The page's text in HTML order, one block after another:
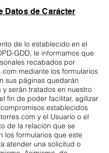
Datos de Carácter
de lo establecido en el
GDD, le informamos que
recabados por
mediante los formularios
sus páginas quedarán
y serán tratados en nuestro
fin de poder facilitar, agilizar
establecidos
y el Usuario o el
de la relación que se
los formularios que este
atender una solicitud o